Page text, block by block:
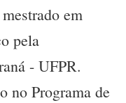
em
pela
- UFPR.
no Programa de